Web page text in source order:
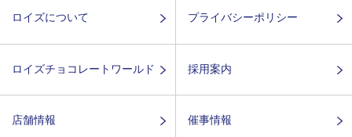
ロイズについて プライバシーポリシー
ロイズチョコレートワールド 採用案内
店舗情報 催事情報